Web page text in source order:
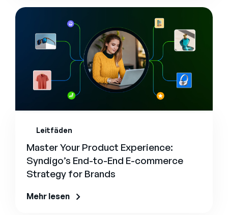
Leitfäden
Master Your Product Experience:
Syndigo’s End-to-End E-commerce
Strategy for Brands
Mehr lesen